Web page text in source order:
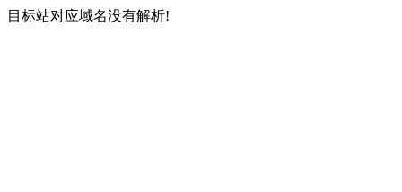
目标站对应域名没有解析!